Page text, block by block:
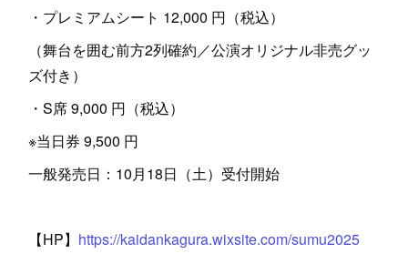
・プレミアムシート 12,000 円（税込）
（舞台を囲む前方2列確約／公演オリジナル非売グッ
ズ付き）
・S席 9,000 円（税込）
※当日券 9,500 円
一般発売日：10月18日（土）受付開始
【HP】 https://kaidankagura.wixsite.com/sumu2025